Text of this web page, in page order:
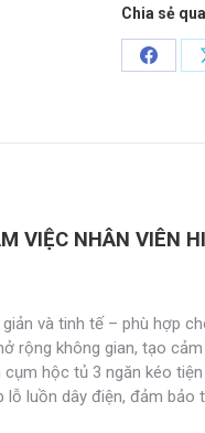
01
số
lượng
Chia sẻ qua
Share
VIỆC NHÂN VIÊN
và tinh tế – phù hợp
rộng không gian, tạo
hộc tủ 3 ngăn kéo
luồn dây điện, đảm